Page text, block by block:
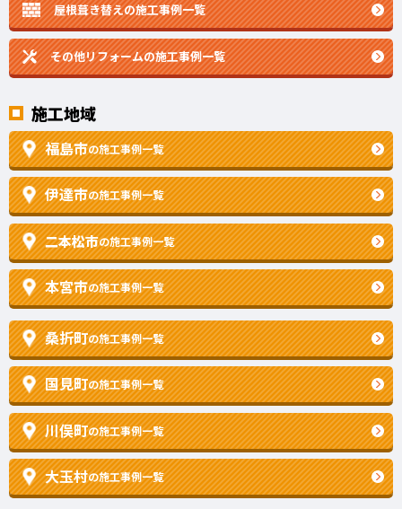
屋根葺き替えの施工事例一覧
その他リフォームの施工事例一覧
施工地域
福島市の施工事例一覧
伊達市の施工事例一覧
二本松市の施工事例一覧
本宮市の施工事例一覧
桑折町の施工事例一覧
国見町の施工事例一覧
川俣町の施工事例一覧
大玉村の施工事例一覧